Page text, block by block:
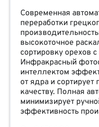
Современная
переработки
высокоточное
сортировку орехов
Инфракрасный
интеллектом
от ядра и
качеству. Полная
минимизирует
эффективность